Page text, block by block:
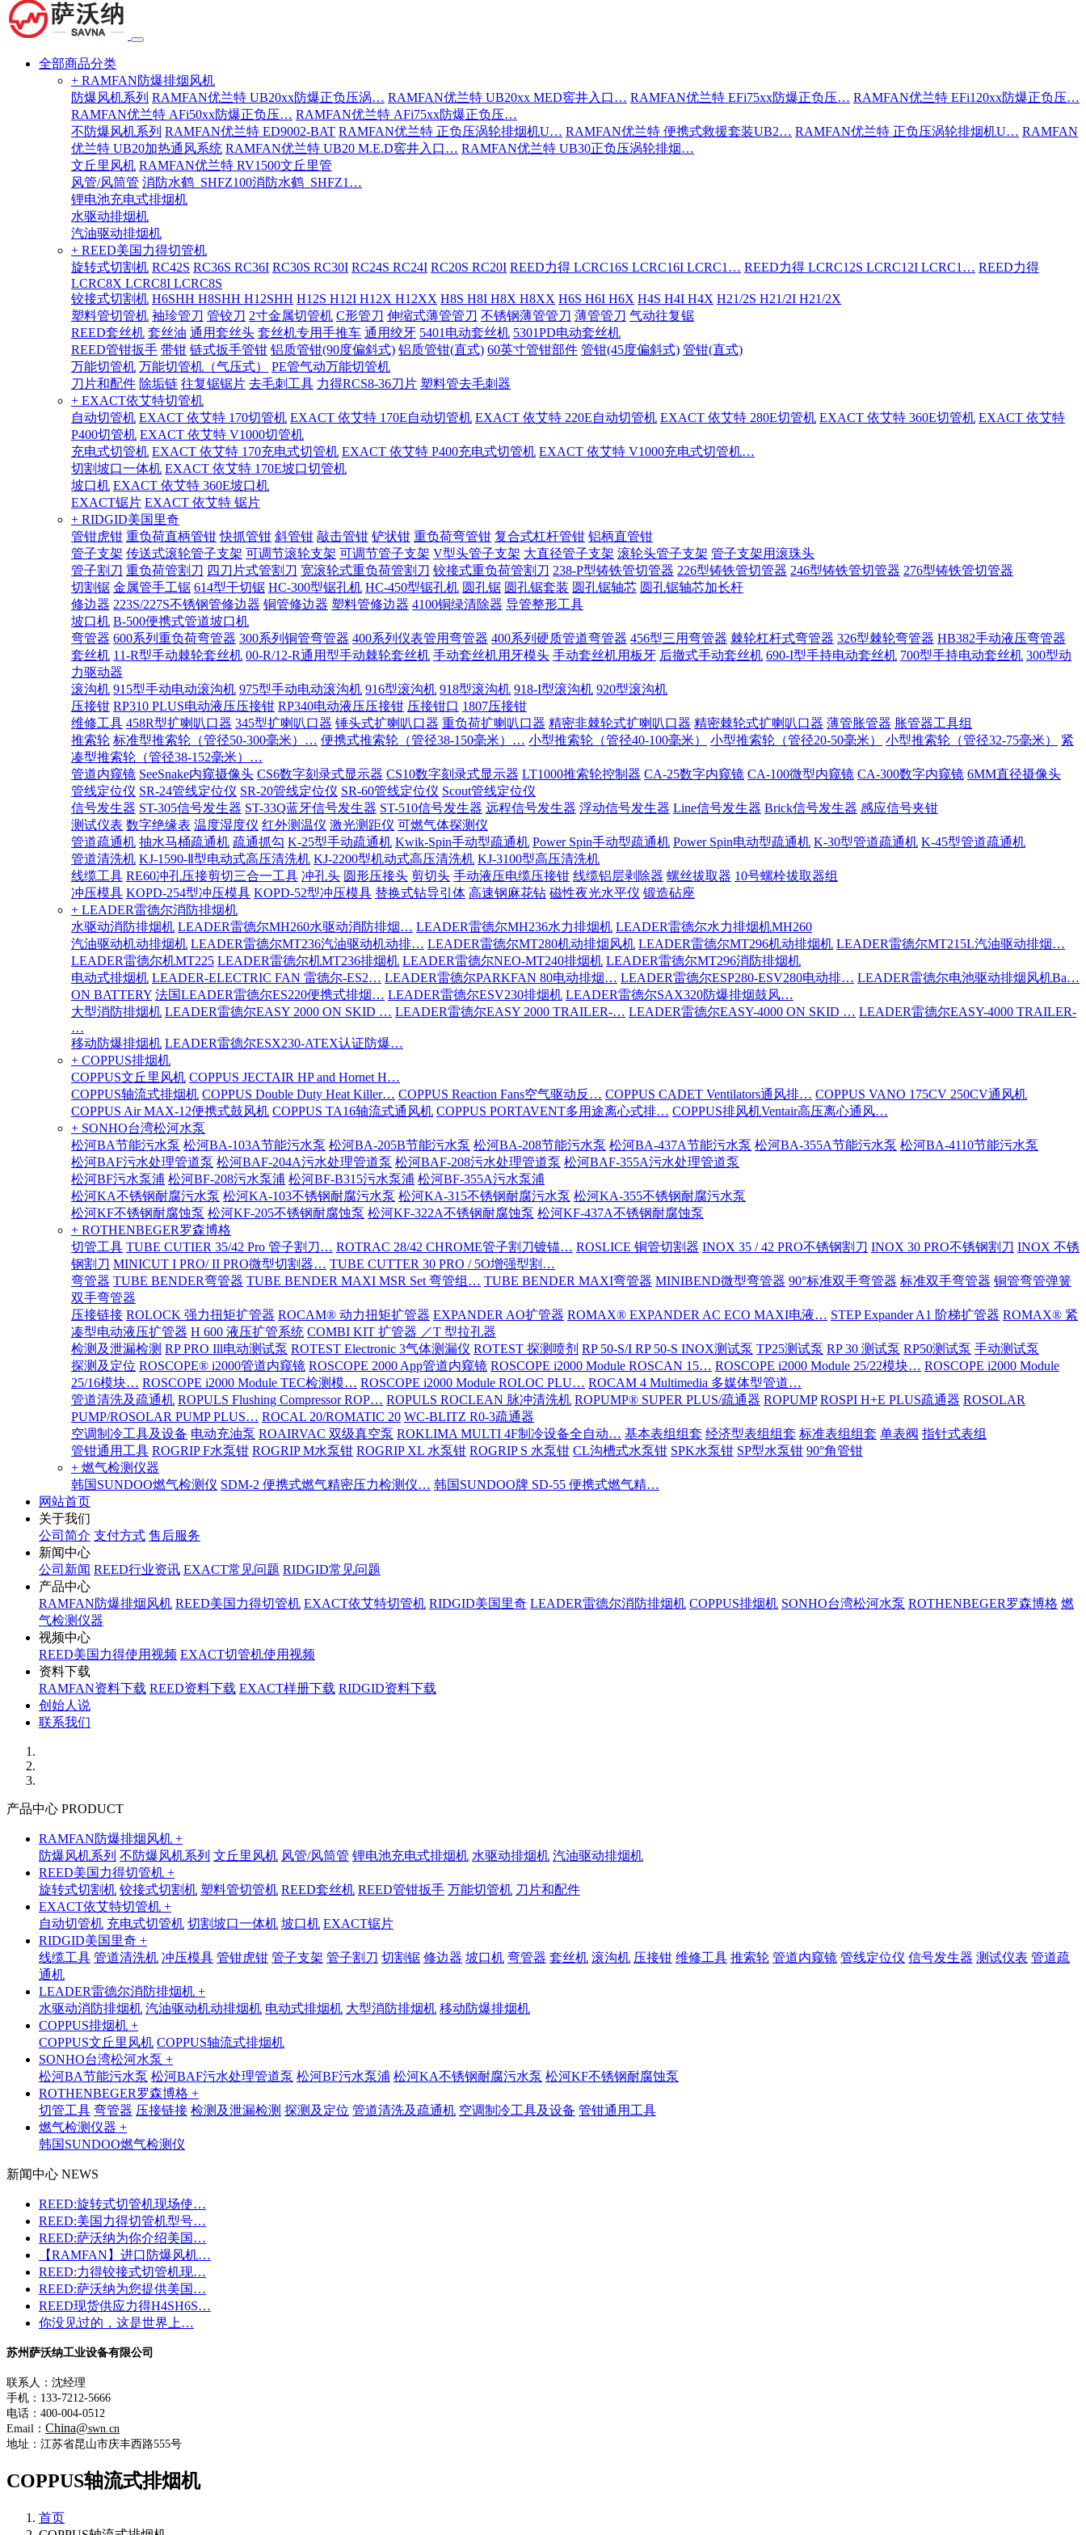
全部商品分类
+ RAMFAN防爆排烟风机
防爆风机系列 RAMFAN优兰特 UB20xx防爆正负压涡… RAMFAN优兰特 UB20xx MED窖井入口… RAMFAN优兰特 EFi75xx防爆正负压… RAMFAN优兰特 EFi120xx防爆正负压…
RAMFAN优兰特 AFi50xx防爆正负压… RAMFAN优兰特 AFi75xx防爆正负压…
不防爆风机系列 RAMFAN优兰特 ED9002-BAT RAMFAN优兰特 正负压涡轮排烟机U… RAMFAN优兰特 便携式救援套装UB2… RAMFAN优兰特 正负压涡轮排烟机U… RAMFAN
优兰特 UB20加热通风系统 RAMFAN优兰特 UB20 M.E.D窖井入口… RAMFAN优兰特 UB30正负压涡轮排烟…
文丘里风机 RAMFAN优兰特 RV1500文丘里管
风管/风筒管 消防水鹤_SHFZ100消防水鹤_SHFZ1…
锂电池充电式排烟机
水驱动排烟机
汽油驱动排烟机
+ REED美国力得切管机
旋转式切割机 RC42S RC36S RC36I RC30S RC30I RC24S RC24I RC20S RC20I REED力得 LCRC16S LCRC16I LCRC1… REED力得 LCRC12S LCRC12I LCRC1… REED力得
LCRC8X LCRC8I LCRC8S
铰接式切割机 H6SHH H8SHH H12SHH H12S H12I H12X H12XX H8S H8I H8X H8XX H6S H6I H6X H4S H4I H4X H21/2S H21/2I H21/2X
塑料管切管机 袖珍管刀 管铰刀 2寸金属切管机 C形管刀 伸缩式薄管管刀 不锈钢薄管管刀 薄管管刀 气动往复锯
REED套丝机 套丝油 通用套丝头 套丝机专用手推车 通用绞牙 5401电动套丝机 5301PD电动套丝机
REED管钳扳手 带钳 链式扳手管钳 铝质管钳(90度偏斜式) 铝质管钳(直式) 60英寸管钳部件 管钳(45度偏斜式) 管钳(直式)
万能切管机 万能切管机（气压式）
PE管气动万能切管机
刀片和配件 除垢链 往复锯锯片 去毛刺工具 力得RCS8-36刀片 塑料管去毛刺器
+ EXACT依艾特切管机
自动切管机 EXACT 依艾特 170切管机 EXACT 依艾特 170E自动切管机 EXACT 依艾特 220E自动切管机 EXACT 依艾特 280E切管机 EXACT 依艾特 360E切管机 EXACT 依艾特
P400切管机 EXACT 依艾特 V1000切管机
充电式切管机 EXACT 依艾特 170充电式切管机 EXACT 依艾特 P400充电式切管机 EXACT 依艾特 V1000充电式切管机…
切割坡口一体机 EXACT 依艾特 170E坡口切管机
坡口机 EXACT 依艾特 360E坡口机
EXACT锯片 EXACT 依艾特 锯片
+ RIDGID美国里奇
管钳虎钳 重负荷直柄管钳 快抓管钳 斜管钳 敲击管钳 铲状钳 重负荷弯管钳 复合式杠杆管钳 铝柄直管钳
管子支架 传送式滚轮管子支架 可调节滚轮支架 可调节管子支架 V型头管子支架 大直径管子支架 滚轮头管子支架 管子支架用滚珠头
管子割刀 重负荷管割刀 四刀片式管割刀 宽滚轮式重负荷管割刀 铰接式重负荷管割刀 238-P型铸铁管切管器 226型铸铁管切管器 246型铸铁管切管器 276型铸铁管切管器
切割锯 金属管手工锯 614型干切锯 HC-300型锯孔机 HC-450型锯孔机 圆孔锯 圆孔锯套装 圆孔锯轴芯 圆孔锯轴芯加长杆
修边器 223S/227S不锈钢管修边器 铜管修边器 塑料管修边器 4100铜绿清除器 导管整形工具
坡口机 B-500便携式管道坡口机
弯管器 600系列重负荷弯管器 300系列铜管弯管器 400系列仪表管用弯管器 400系列硬质管道弯管器 456型三用弯管器 棘轮杠杆式弯管器 326型棘轮弯管器 HB382手动液压弯管器
套丝机 11-R型手动棘轮套丝机 00-R/12-R通用型手动棘轮套丝机 手动套丝机用牙模头 手动套丝机用板牙 后撤式手动套丝机 690-I型手持电动套丝机 700型手持电动套丝机 300型动
力驱动器
滚沟机 915型手动电动滚沟机 975型手动电动滚沟机 916型滚沟机 918型滚沟机 918-I型滚沟机 920型滚沟机
压接钳 RP310 PLUS电动液压压接钳 RP340电动液压压接钳 压接钳口 1807压接钳
维修工具 458R型扩喇叭口器 345型扩喇叭口器 锤头式扩喇叭口器 重负荷扩喇叭口器 精密非棘轮式扩喇叭口器 精密棘轮式扩喇叭口器 薄管胀管器 胀管器工具组
推索轮 标准型推索轮（管径50-300毫米）… 便携式推索轮（管径38-150毫米）… 小型推索轮（管径40-100毫米） 小型推索轮（管径20-50毫米） 小型推索轮（管径32-75毫米）
紧
凑型推索轮（管径38-152毫米）…
管道内窥镜 SeeSnake内窥摄像头 CS6数字刻录式显示器 CS10数字刻录式显示器 LT1000推索轮控制器 CA-25数字内窥镜 CA-100微型内窥镜 CA-300数字内窥镜 6MM直径摄像头
管线定位仪 SR-24管线定位仪 SR-20管线定位仪 SR-60管线定位仪 Scout管线定位仪
信号发生器 ST-305信号发生器 ST-33Q蓝牙信号发生器 ST-510信号发生器 远程信号发生器 浮动信号发生器 Line信号发生器 Brick信号发生器 感应信号夹钳
测试仪表 数字绝缘表 温度湿度仪 红外测温仪 激光测距仪 可燃气体探测仪
管道疏通机 抽水马桶疏通机 疏通抓勾 K-25型手动疏通机 Kwik-Spin手动型疏通机 Power Spin手动型疏通机 Power Spin电动型疏通机 K-30型管道疏通机 K-45型管道疏通机
管道清洗机 KJ-1590-Ⅱ型电动式高压清洗机 KJ-2200型机动式高压清洗机 KJ-3100型高压清洗机
线缆工具 RE60冲孔压接剪切三合一工具 冲孔头 圆形压接头 剪切头 手动液压电缆压接钳 线缆铝层剥除器 螺丝拔取器 10号螺栓拔取器组
冲压模具 KOPD-254型冲压模具 KOPD-52型冲压模具 替换式钻导引体 高速钢麻花钻 磁性夜光水平仪 锻造砧座
+ LEADER雷德尔消防排烟机
水驱动消防排烟机 LEADER雷德尔MH260水驱动消防排烟… LEADER雷德尔MH236水力排烟机 LEADER雷德尔水力排烟机MH260
汽油驱动机动排烟机 LEADER雷德尔MT236汽油驱动机动排… LEADER雷德尔MT280机动排烟风机 LEADER雷德尔MT296机动排烟机 LEADER雷德尔MT215L汽油驱动排烟…
LEADER雷德尔机MT225 LEADER雷德尔机MT236排烟机 LEADER雷德尔NEO-MT240排烟机 LEADER雷德尔MT296消防排烟机
电动式排烟机 LEADER-ELECTRIC FAN 雷德尔-ES2… LEADER雷德尔PARKFAN 80电动排烟… LEADER雷德尔ESP280-ESV280电动排… LEADER雷德尔电池驱动排烟风机Ba…
ON BATTERY 法国LEADER雷德尔ES220便携式排烟… LEADER雷德尔ESV230排烟机 LEADER雷德尔SAX320防爆排烟鼓风…
大型消防排烟机 LEADER雷德尔EASY 2000 ON SKID … LEADER雷德尔EASY 2000 TRAILER-… LEADER雷德尔EASY-4000 ON SKID … LEADER雷德尔EASY-4000 TRAILER-
…
移动防爆排烟机 LEADER雷德尔ESX230-ATEX认证防爆…
+ COPPUS排烟机
COPPUS文丘里风机 COPPUS JECTAIR HP and Hornet H…
COPPUS轴流式排烟机 COPPUS Double Duty Heat Killer… COPPUS Reaction Fans空气驱动反… COPPUS CADET Ventilators通风排… COPPUS VANO 175CV 250CV通风机
COPPUS Air MAX-12便携式鼓风机 COPPUS TA16轴流式通风机 COPPUS PORTAVENT多用途离心式排… COPPUS排风机Ventair高压离心通风…
+ SONHO台湾松河水泵
松河BA节能污水泵 松河BA-103A节能污水泵 松河BA-205B节能污水泵 松河BA-208节能污水泵 松河BA-437A节能污水泵 松河BA-355A节能污水泵 松河BA-4110节能污水泵
松河BAF污水处理管道泵 松河BAF-204A污水处理管道泵 松河BAF-208污水处理管道泵 松河BAF-355A污水处理管道泵
松河BF污水泵浦 松河BF-208污水泵浦 松河BF-B315污水泵浦 松河BF-355A污水泵浦
松河KA不锈钢耐腐污水泵 松河KA-103不锈钢耐腐污水泵 松河KA-315不锈钢耐腐污水泵 松河KA-355不锈钢耐腐污水泵
松河KF不锈钢耐腐蚀泵 松河KF-205不锈钢耐腐蚀泵 松河KF-322A不锈钢耐腐蚀泵 松河KF-437A不锈钢耐腐蚀泵
+ ROTHENBEGER罗森博格
切管工具 TUBE CUTIER 35/42 Pro 管子割刀… ROTRAC 28/42 CHROME管子割刀镀锚… ROSLICE 铜管切割器 INOX 35 / 42 PRO不锈钢割刀 INOX 30 PRO不锈钢割刀 INOX 不锈
钢割刀 MINICUT I PRO/ II PRO微型切割器… TUBE CUTTER 30 PRO / 5O增强型割…
弯管器 TUBE BENDER弯管器 TUBE BENDER MAXI MSR Set 弯管组… TUBE BENDER MAXI弯管器 MINIBEND微型弯管器 90°标准双手弯管器 标准双手弯管器 铜管弯管弹簧
双手弯管器
压接链接 ROLOCK 强力扭矩扩管器 ROCAM® 动力扭矩扩管器 EXPANDER AO扩管器 ROMAX® EXPANDER AC ECO MAXI电液… STEP Expander A1 阶梯扩管器 ROMAX® 紧
凑型电动液压扩管器 H 600 液压扩管系统 COMBI KIT 扩管器 ／T 型拉孔器
检测及泄漏检测 RP PRO Ill电动测试泵 ROTEST Electronic 3气体测漏仪 ROTEST 探测喷剂 RP 50-S/I RP 50-S INOX测试泵 TP25测试泵 RP 30 测试泵 RP50测试泵 手动测试泵
探测及定位 ROSCOPE® i2000管道内窥镜 ROSCOPE 2000 App管道内窥镜 ROSCOPE i2000 Module ROSCAN 15… ROSCOPE i2000 Module 25/22模块… ROSCOPE i2000 Module
25/16模块… ROSCOPE i2000 Module TEC检测模… ROSCOPE i2000 Module ROLOC PLU… ROCAM 4 Multimedia 多媒体型管道…
管道清洗及疏通机 ROPULS Flushing Compressor ROP… ROPULS ROCLEAN 脉冲清洗机 ROPUMP® SUPER PLUS/疏通器 ROPUMP ROSPI H+E PLUS疏通器 ROSOLAR
PUMP/ROSOLAR PUMP PLUS… ROCAL 20/ROMATIC 20 WC-BLITZ R0-3疏通器
空调制冷工具及设备 电动充油泵 ROAIRVAC 双级真空泵 ROKLIMA MULTI 4F制冷设备全自动… 基本表组组套 经济型表组组套 标准表组组套 单表阀 指针式表组
管钳通用工具 ROGRIP F水泵钳 ROGRIP M水泵钳 ROGRIP XL 水泵钳 ROGRIP S 水泵钳 CL沟槽式水泵钳 SPK水泵钳 SP型水泵钳 90°角管钳
+ 燃气检测仪器
韩国SUNDOO燃气检测仪 SDM-2 便携式燃气精密压力检测仪… 韩国SUNDOO牌 SD-55 便携式燃气精…
网站首页
关于我们
公司简介 支付方式 售后服务
新闻中心
公司新闻 REED行业资讯 EXACT常见问题 RIDGID常见问题
产品中心
RAMFAN防爆排烟风机 REED美国力得切管机 EXACT依艾特切管机 RIDGID美国里奇 LEADER雷德尔消防排烟机 COPPUS排烟机 SONHO台湾松河水泵 ROTHENBEGER罗森博格 燃
气检测仪器
视频中心
REED美国力得使用视频 EXACT切管机使用视频
资料下载
RAMFAN资料下载 REED资料下载 EXACT样册下载 RIDGID资料下载
创始人说
联系我们
产品中心 PRODUCT
RAMFAN防爆排烟风机 +
防爆风机系列 不防爆风机系列 文丘里风机 风管/风筒管 锂电池充电式排烟机 水驱动排烟机 汽油驱动排烟机
REED美国力得切管机 +
旋转式切割机 铰接式切割机 塑料管切管机 REED套丝机 REED管钳扳手 万能切管机 刀片和配件
EXACT依艾特切管机 +
自动切管机 充电式切管机 切割坡口一体机 坡口机 EXACT锯片
RIDGID美国里奇 +
线缆工具 管道清洗机 冲压模具 管钳虎钳 管子支架 管子割刀 切割锯 修边器 坡口机 弯管器 套丝机 滚沟机 压接钳 维修工具 推索轮 管道内窥镜 管线定位仪 信号发生器 测试仪表 管道疏
通机
LEADER雷德尔消防排烟机 +
水驱动消防排烟机 汽油驱动机动排烟机 电动式排烟机 大型消防排烟机 移动防爆排烟机
COPPUS排烟机 +
COPPUS文丘里风机 COPPUS轴流式排烟机
SONHO台湾松河水泵 +
松河BA节能污水泵 松河BAF污水处理管道泵 松河BF污水泵浦 松河KA不锈钢耐腐污水泵 松河KF不锈钢耐腐蚀泵
ROTHENBEGER罗森博格 +
切管工具 弯管器 压接链接 检测及泄漏检测 探测及定位 管道清洗及疏通机 空调制冷工具及设备 管钳通用工具
燃气检测仪器 +
韩国SUNDOO燃气检测仪
新闻中心 NEWS
REED:旋转式切管机现场使…
REED:美国力得切管机型号…
REED:萨沃纳为你介绍美国…
【RAMFAN】进口防爆风机…
REED:力得铰接式切管机现…
REED:萨沃纳为您提供美国…
REED现货供应力得H4SH6S…
你没见过的，这是世界上…
苏州萨沃纳工业设备有限公司
联系人：沈经理
手机：133-7212-5666
电话：400-004-0512
Email： China@swn.cn
地址：江苏省昆山市庆丰西路555号
COPPUS轴流式排烟机
首页